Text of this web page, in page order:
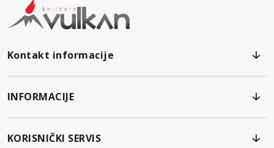
Kontakt informacije
INFORMACIJE
KORISNIČKI SERVIS